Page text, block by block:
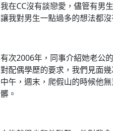
我在CC沒有談戀愛，儘管有男
讓我對男生一點過多的想法都沒
有次2006年，同事介紹她老公
對配偶學歷的要求，我們見面
中午，週末，爬假山的時候他
髒。